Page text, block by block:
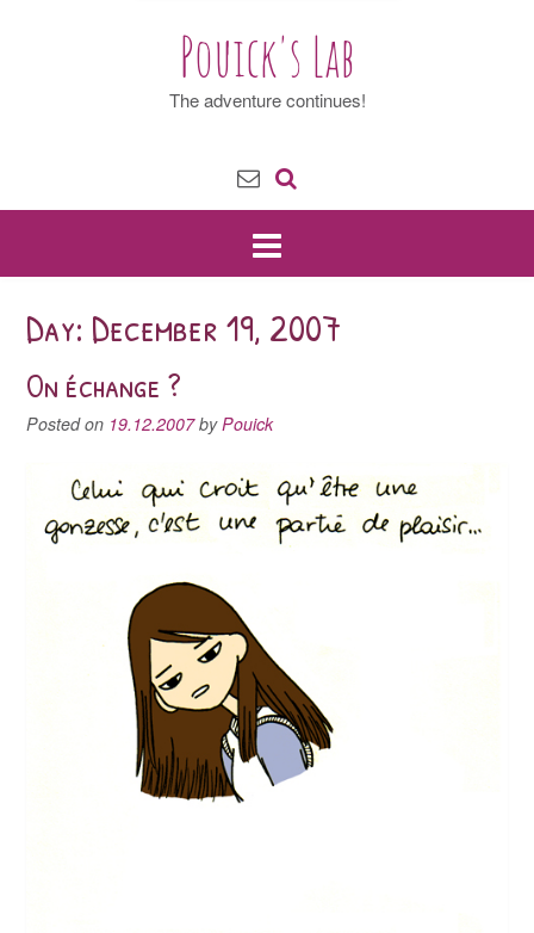
Pouick's Lab
The adventure continues!
Day: December 19, 2007
On échange ?
Posted on 19.12.2007byPouick